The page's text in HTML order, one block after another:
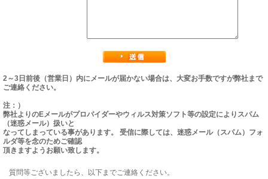
2～3日前後（営業日）内にメールが届かない場合は、大変お手数ですが弊社まで
ご連絡ください。
注：）
弊社よりのEメールがプロバイダーやウィルス対策ソフト等の設定によりスパム
（迷惑メール）扱いと
なってしまっている事があります。 受信に際しては、迷惑メール（スパム）フォ
ルダ等を念のためご確認
頂きますようお願い致します。
質問等ございましたら、以下までご連絡ください。